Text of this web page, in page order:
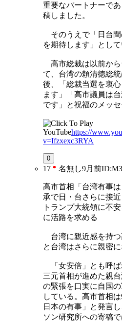
重要なパートナーで
稿しました。
そのうえで「日台間
を期待します」として
高市総裁は以前から
て、台湾の頼清徳総
後、「総裁当選を衷
ます」「高市議員は
です」と祝福のメッ
YouTubehttps://
v=Ifzxexc3RYA
0
17 名無し9月前
高市首相「台湾有事
承で日・台さらに接近
トランプ大統領に不
に活路を求める
台湾に親近感を持つ
と台湾はさらに親密に
「女安倍」とも呼ば
三元首相が進めた親
の緊張を口実に自国
している。高市首相
日本の有事」と発言
ソン研究所への寄稿